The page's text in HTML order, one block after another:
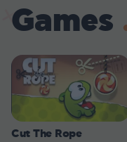
Games
Cut The Rope